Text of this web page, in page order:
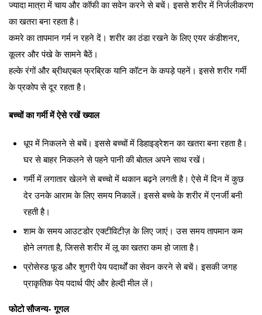
ज्यादा मात्रा में चाय और कॉफी का सवेन करने से बचें। इससे शरीर में निर्जलीकरण
का खतरा बना रहता है।
कमरे का तापमान गर्म न रहने दें। शरीर का ठंडा रखने के लिए एयर कंडीशनर,
कूलर और पंखे के सामने बैठें।
हल्के रंगों और ब्रीथएबल फ्रब्रिक यानि कॉटन के कपड़े पहनें। इससे शरीर गर्मी
के प्रकोप से दूर रहता है।
बच्चों का गर्मी में ऐसे रखें ख्याल
धूप में निकलने से बचें। इससे बच्चों में डिहाइड्रेशन का खतरा बना रहता है।
घर से बाहर निकलने से पहने पानी की बोतल अपने साथ रखें।
गर्मी में लगातार खेलने से बच्चो में थकान बढ़ने लगती है। ऐसे में दिन में कुछ
देर उनके आराम के लिए समय निकालें। इससे बच्चे के शरीर में एनर्जी बनी
रहती है।
शाम के समय आउटडोर एक्टीविटीज़ के लिए जाएं। उस समय तापमान कम
होने लगता है, जिससे शरीर में लू का खतरा कम हो जाता है।
प्रोसेस्ड फूड और शुगरी पेय पदार्थों का सेवन करने से बचें। इसकी जगह
प्राकृतिक पेय पदार्थ पीएं और हेल्दी मील लें।
फोटो सौजन्य- गूगल